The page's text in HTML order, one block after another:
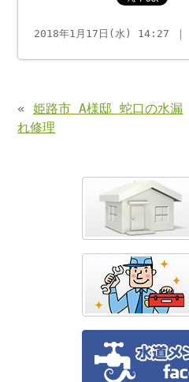
2018年1月17日(水) 14:27 ｜
«姫路市 A様邸 蛇口の水漏
れ修理